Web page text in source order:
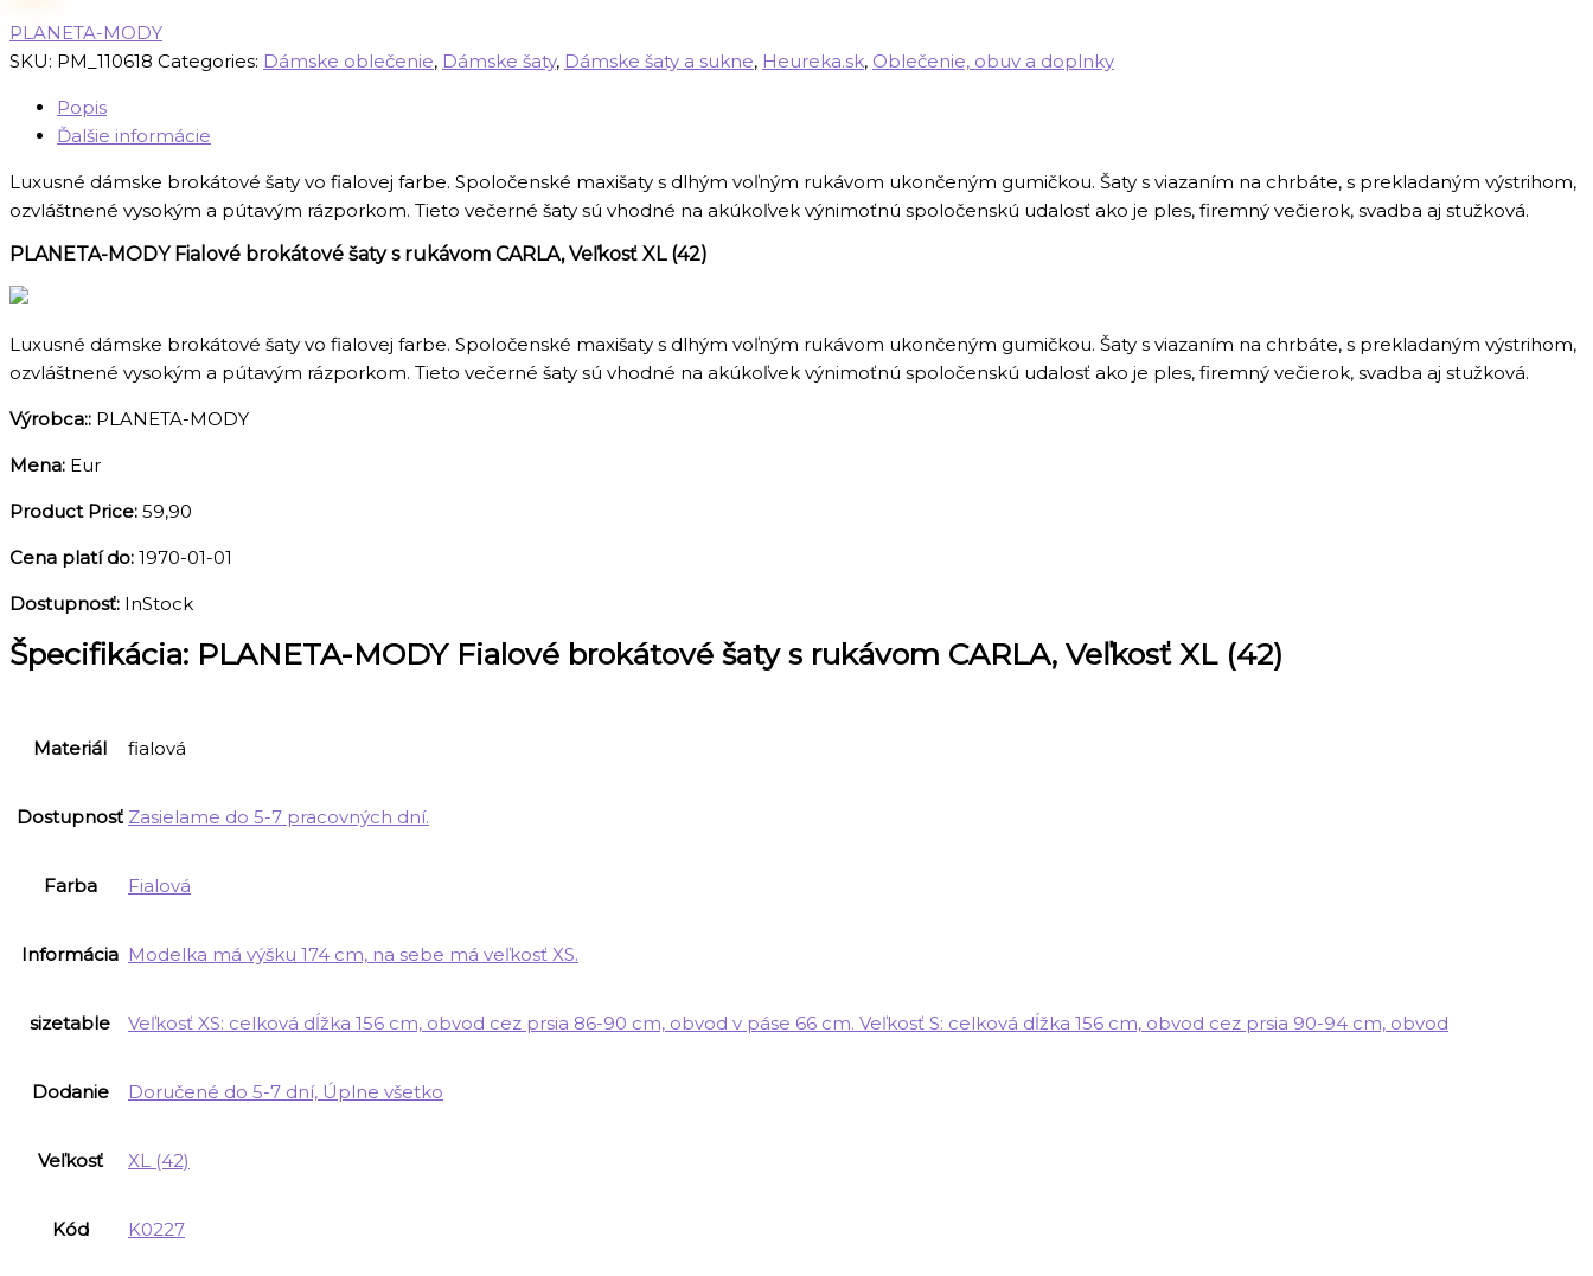
PLANETA-MODY
SKU: PM_110618 Categories: Dámske oblečenie, Dámske šaty, Dámske šaty a sukne, Heureka.sk, Oblečenie, obuv a doplnky
Popis
Ďalšie informácie
Luxusné dámske brokátové šaty vo fialovej farbe. Spoločenské maxišaty s dlhým voľným rukávom ukončeným gumičkou. Šaty s viazaním na chrbáte, s prekladaným výstrihom,
ozvláštnené vysokým a pútavým rázporkom. Tieto večerné šaty sú vhodné na akúkoľvek výnimoťnú spoločenskú udalosť ako je ples, firemný večierok, svadba aj stužková.
PLANETA-MODY Fialové brokátové šaty s rukávom CARLA, Veľkosť XL (42)
Luxusné dámske brokátové šaty vo fialovej farbe. Spoločenské maxišaty s dlhým voľným rukávom ukončeným gumičkou. Šaty s viazaním na chrbáte, s prekladaným výstrihom,
ozvláštnené vysokým a pútavým rázporkom. Tieto večerné šaty sú vhodné na akúkoľvek výnimoťnú spoločenskú udalosť ako je ples, firemný večierok, svadba aj stužková.
Výrobca:: PLANETA-MODY
Mena: Eur
Product Price: 59,90
Cena platí do: 1970-01-01
Dostupnosť: InStock
Špecifikácia: PLANETA-MODY Fialové brokátové šaty s rukávom CARLA, Veľkosť XL (42)
Materiál fialová
Dostupnosť Zasielame do 5-7 pracovných dní.
Farba Fialová
Informácia Modelka má výšku 174 cm, na sebe má veľkosť XS.
sizetable Veľkosť XS: celková dĺžka 156 cm, obvod cez prsia 86-90 cm, obvod v páse 66 cm. Veľkosť S: celková dĺžka 156 cm, obvod cez prsia 90-94 cm, obvod
Dodanie Doručené do 5-7 dní, Úplne všetko
Veľkosť XL (42)
Kód K0227